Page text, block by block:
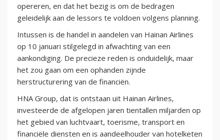
opereren, en dat het bezig is om de bedragen
geleidelijk aan de lessors te voldoen volgens planning.
Intussen is de handel in aandelen van Hainan Airlines
op 10 januari stilgelegd in afwachting van een
aankondiging. De precieze reden is onduidelijk, maar
het zou gaan om een ophanden zijnde
herstructurering van de financiën.
HNA Group, dat is ontstaan uit Hainan Airlines,
investeerde de afgelopen jaren tientallen miljarden op
het gebied van luchtvaart, toerisme, transport en
financiële diensten en is aandeelhouder van hotelketen